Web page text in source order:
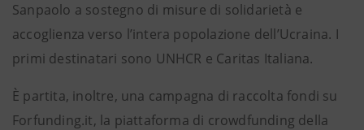
Sanpaolo a sostegno di misure di solidarietà e
accoglienza verso l’intera popolazione dell’Ucraina. I
primi destinatari sono UNHCR e Caritas Italiana.
È partita, inoltre, una campagna di raccolta fondi su
Forfunding.it, la piattaforma di crowdfunding della